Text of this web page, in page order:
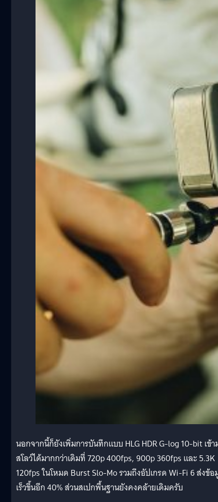
นอกจากนี้ก็ยังเพิ่มการบันทึกแบบ HLG HDR G-log 10-bit เข้า
สโลว์ได้มากกว่าเดิมที่ 720p 400fps, 900p 360fps และ 5.3K
120fps ในโหมด Burst Slo-Mo รวมถึงอัปเกรด Wi-Fi 6 ส่งข้
เร็วขึ้นอีก 40% ส่วนสเปกพื้นฐานยังคงคล้ายเดิมครับ